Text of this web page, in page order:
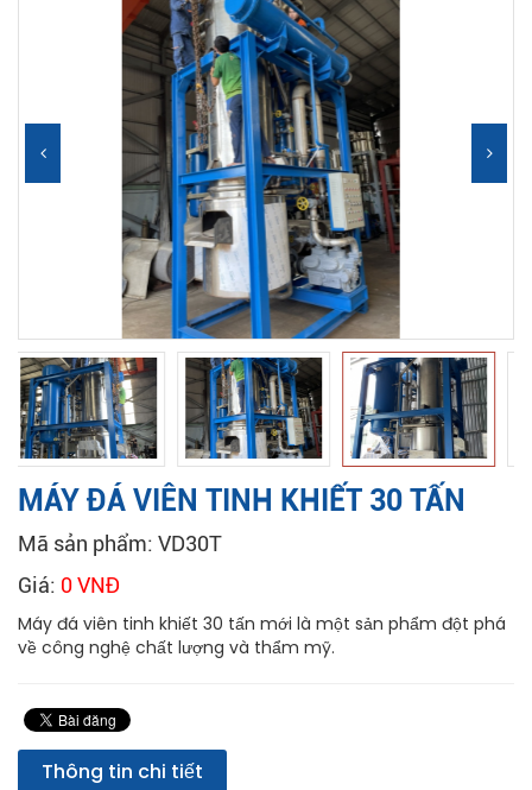
MÁY ĐÁ VIÊN TINH KHIẾT 30 TẤN
Mã sản phẩm: VD30T
Giá: 0 VNĐ
Máy đá viên tinh khiết 30 tấn mới là một sản phẩm đột phá
về công nghệ chất lượng và thẩm mỹ.
Thông tin chi tiết